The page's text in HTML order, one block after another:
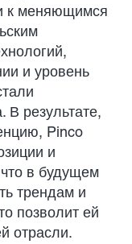
к меняющимся
и уровень
результате,
Pinco
и
в будущем
трендам и
позволит ей
отрасли.